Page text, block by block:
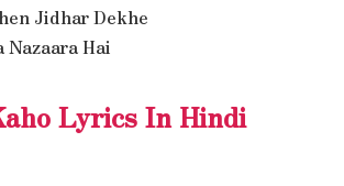
Jidhar Dekhe
Nazaara Hai
Lyrics In Hindi